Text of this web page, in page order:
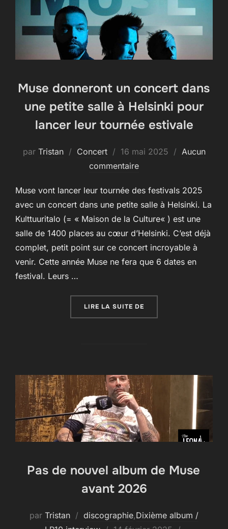
Muse donneront un concert dans
une petite salle à Helsinki pour
lancer leur tournée estivale
par Tristan Concert
Publié
le
16 mai 2025
Aucun
commentaire
Muse vont lancer leur tournée des festivals 2025
avec un concert dans une petite salle à Helsinki. La
Kulttuuritalo (= « Maison de la Culture« ) est une
salle de 1400 places au cœur d’Helsinki. C’est déjà
complet, petit point sur ce concert incroyable à
venir. Cette année Muse ne fera que 6 dates en
festival. Leurs …
LIRE LA SUITE DE
Pas de nouvel album de Muse
avant 2026
par Tristan discographie,Dixième album /